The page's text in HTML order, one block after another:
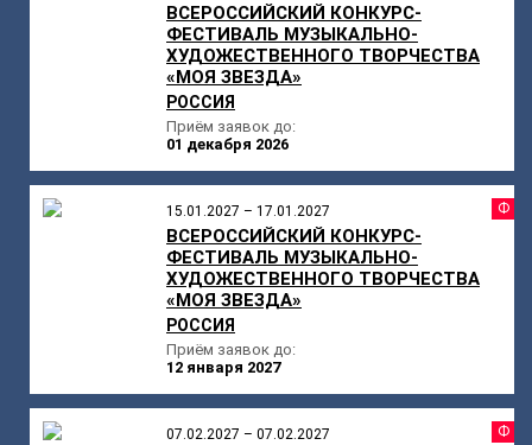
ВСЕРОССИЙСКИЙ КОНКУРС-
ФЕСТИВАЛЬ МУЗЫКАЛЬНО-
ХУДОЖЕСТВЕННОГО ТВОРЧЕСТВА
«МОЯ ЗВЕЗДА»
РОССИЯ
Приём заявок до:
01 декабря 2026
15.01.2027 – 17.01.2027
ВСЕРОССИЙСКИЙ КОНКУРС-
ФЕСТИВАЛЬ МУЗЫКАЛЬНО-
ХУДОЖЕСТВЕННОГО ТВОРЧЕСТВА
«МОЯ ЗВЕЗДА»
РОССИЯ
Приём заявок до:
12 января 2027
07.02.2027 – 07.02.2027